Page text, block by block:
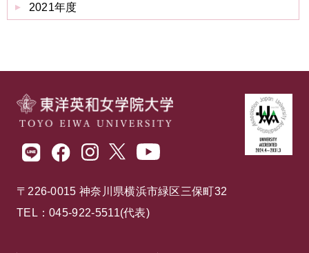
2021年度
〒226-0015 神奈川県横浜市緑区三保町32
TEL：045-922-5511(代表)